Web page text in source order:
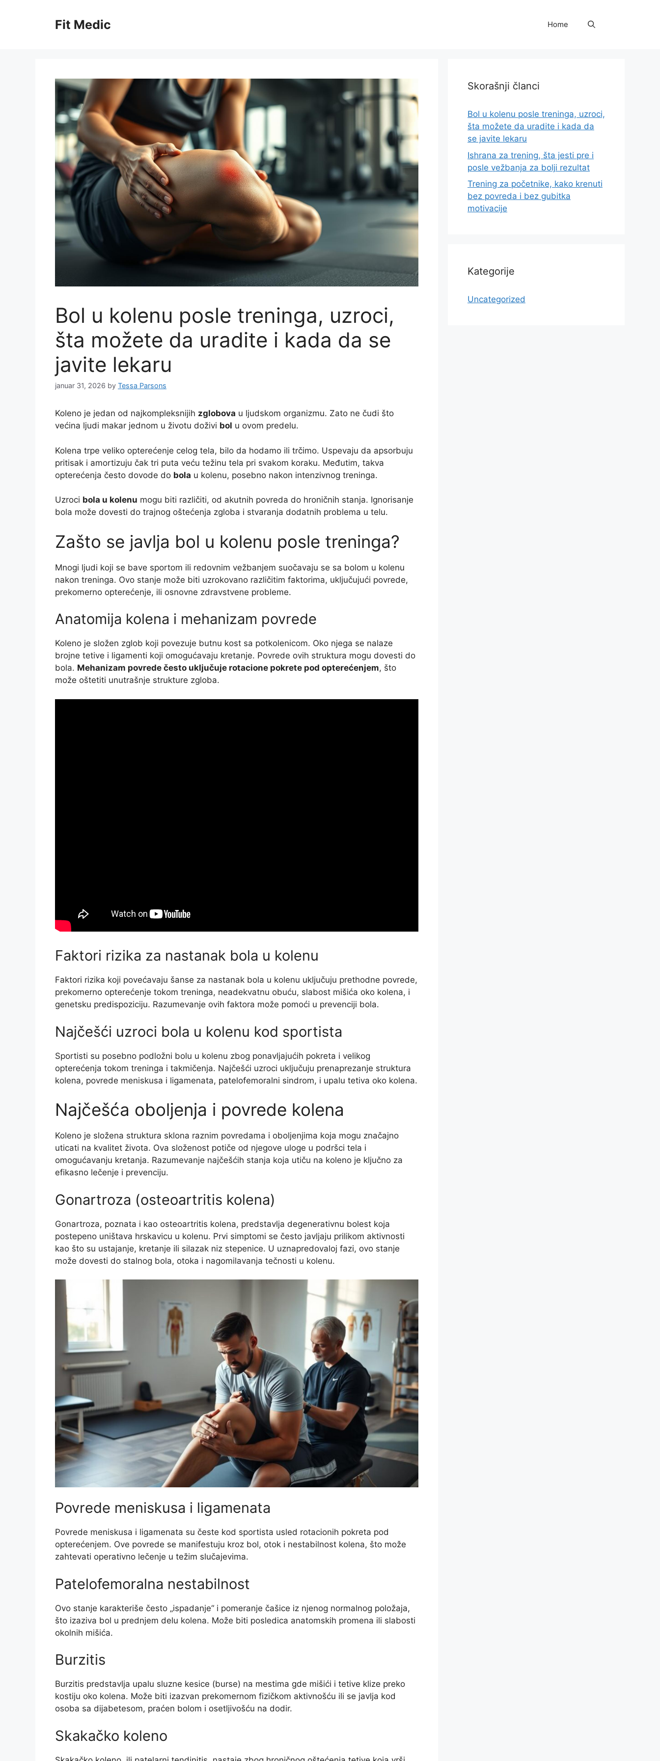
Fit Medic Home
Bol u kolenu posle treninga, uzroci,
šta možete da uradite i kada da se
javite lekaru
januar 31, 2026 by Tessa Parsons
Koleno je jedan od najkompleksnijih zglobova u ljudskom organizmu. Zato ne čudi što
većina ljudi makar jednom u životu doživi bol u ovom predelu.
Kolena trpe veliko opterećenje celog tela, bilo da hodamo ili trčimo. Uspevaju da apsorbuju
pritisak i amortizuju čak tri puta veću težinu tela pri svakom koraku. Međutim, takva
opterećenja često dovode do bola u kolenu, posebno nakon intenzivnog treninga.
Uzroci bola u kolenu mogu biti različiti, od akutnih povreda do hroničnih stanja. Ignorisanje
bola može dovesti do trajnog oštećenja zgloba i stvaranja dodatnih problema u telu.
Zašto se javlja bol u kolenu posle treninga?
Mnogi ljudi koji se bave sportom ili redovnim vežbanjem suočavaju se sa bolom u kolenu
nakon treninga. Ovo stanje može biti uzrokovano različitim faktorima, uključujući povrede,
prekomerno opterećenje, ili osnovne zdravstvene probleme.
Anatomija kolena i mehanizam povrede
Koleno je složen zglob koji povezuje butnu kost sa potkolenicom. Oko njega se nalaze
brojne tetive i ligamenti koji omogućavaju kretanje. Povrede ovih struktura mogu dovesti do
bola. Mehanizam povrede često uključuje rotacione pokrete pod opterećenjem, što
može oštetiti unutrašnje strukture zgloba.
Faktori rizika za nastanak bola u kolenu
Faktori rizika koji povećavaju šanse za nastanak bola u kolenu uključuju prethodne povrede,
prekomerno opterećenje tokom treninga, neadekvatnu obuću, slabost mišića oko kolena, i
genetsku predispoziciju. Razumevanje ovih faktora može pomoći u prevenciji bola.
Najčešći uzroci bola u kolenu kod sportista
Sportisti su posebno podložni bolu u kolenu zbog ponavljajućih pokreta i velikog
opterećenja tokom treninga i takmičenja. Najčešći uzroci uključuju prenaprezanje struktura
kolena, povrede meniskusa i ligamenata, patelofemoralni sindrom, i upalu tetiva oko kolena.
Najčešća oboljenja i povrede kolena
Koleno je složena struktura sklona raznim povredama i oboljenjima koja mogu značajno
uticati na kvalitet života. Ova složenost potiče od njegove uloge u podršci tela i
omogućavanju kretanja. Razumevanje najčešćih stanja koja utiču na koleno je ključno za
efikasno lečenje i prevenciju.
Gonartroza (osteoartritis kolena)
Gonartroza, poznata i kao osteoartritis kolena, predstavlja degenerativnu bolest koja
postepeno uništava hrskavicu u kolenu. Prvi simptomi se često javljaju prilikom aktivnosti
kao što su ustajanje, kretanje ili silazak niz stepenice. U uznapredovaloj fazi, ovo stanje
može dovesti do stalnog bola, otoka i nagomilavanja tečnosti u kolenu.
Povrede meniskusa i ligamenata
Povrede meniskusa i ligamenata su česte kod sportista usled rotacionih pokreta pod
opterećenjem. Ove povrede se manifestuju kroz bol, otok i nestabilnost kolena, što može
zahtevati operativno lečenje u težim slučajevima.
Patelofemoralna nestabilnost
Ovo stanje karakteriše često „ispadanje“ i pomeranje čašice iz njenog normalnog položaja,
što izaziva bol u prednjem delu kolena. Može biti posledica anatomskih promena ili slabosti
okolnih mišića.
Burzitis
Burzitis predstavlja upalu sluzne kesice (burse) na mestima gde mišići i tetive klize preko
kostiju oko kolena. Može biti izazvan prekomernom fizičkom aktivnošću ili se javlja kod
osoba sa dijabetesom, praćen bolom i osetljivošću na dodir.
Skakačko koleno
Skorašnji članci
Bol u kolenu posle treninga, uzroci,
šta možete da uradite i kada da
se javite lekaru
Ishrana za trening, šta jesti pre i
posle vežbanja za bolji rezultat
Trening za početnike, kako krenuti
bez povreda i bez gubitka
motivacije
Kategorije
Uncategorized